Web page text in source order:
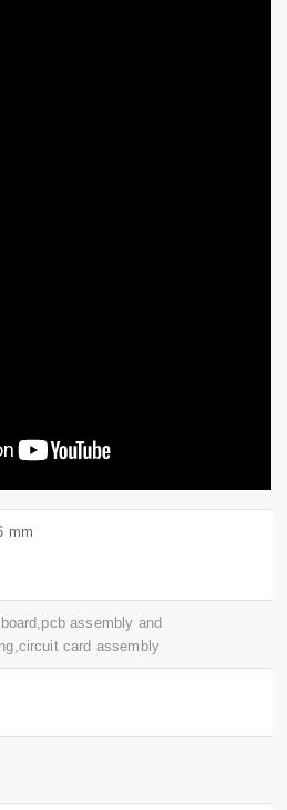
mm
assembly and
card assembly